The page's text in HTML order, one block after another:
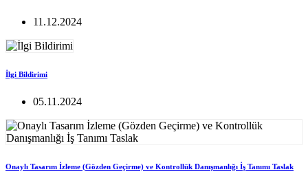
11.12.2024
İlgi Bildirimi
05.11.2024
Onaylı Tasarım İzleme (Gözden Geçirme) ve Kontrollük Danışmanlığı İş Tanımı Taslak